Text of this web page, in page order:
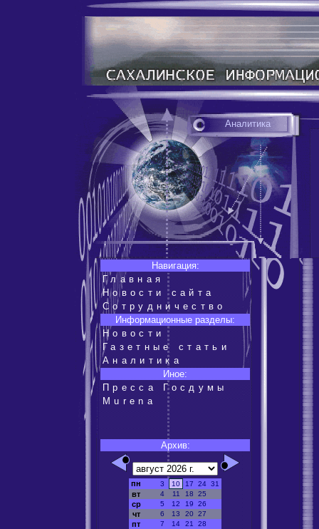
Аналитика
Навигация:
Главная
Новости сайта
Сотрудничество
Информационные разделы:
Новости
Газетные статьи
Аналитика
Иное:
Пресса Госдумы
Murena
Архив:
пн 3 10 17 24 31
вт 4 11 18 25
ср 5 12 19 26
чт 6 13 20 27
пт 7 14 21 28